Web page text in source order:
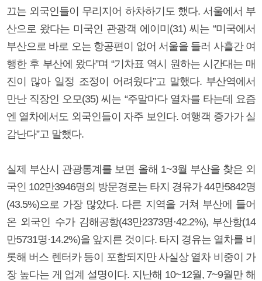
끄는 외국인들이 무리지어 하차하기도 했다. 서울에서 부
산으로 왔다는 미국인 관광객 에이미(31) 씨는 “미국에서
부산으로 바로 오는 항공편이 없어 서울을 들러 사흘간 여
행한 후 부산에 왔다”며 “기차표 역시 원하는 시간대는 매
진이 많아 일정 조정이 어려웠다”고 말했다. 부산역에서
만난 직장인 오모(35) 씨는 “주말마다 열차를 타는데 요즘
엔 열차에서도 외국인들이 자주 보인다. 여행객 증가가 실
감난다”고 말했다.
실제 부산시 관광통계를 보면 올해 1~3월 부산을 찾은 외
국인 102만3946명의 방문경로는 타지 경유가 44만5842명
(43.5%)으로 가장 많았다. 다른 지역을 거쳐 부산에 들어
온 외국인 수가 김해공항(43만2373명·42.2%), 부산항(14
만5731명·14.2%)을 앞지른 것이다. 타지 경유는 열차를 비
롯해 버스 렌터카 등이 포함되지만 사실상 열차 비중이 가
장 높다는 게 업계 설명이다. 지난해 10~12월, 7~9월만 해